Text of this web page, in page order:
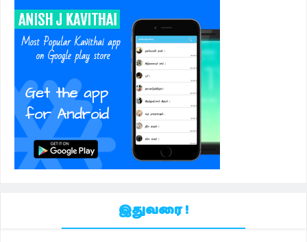
இதுவரை !